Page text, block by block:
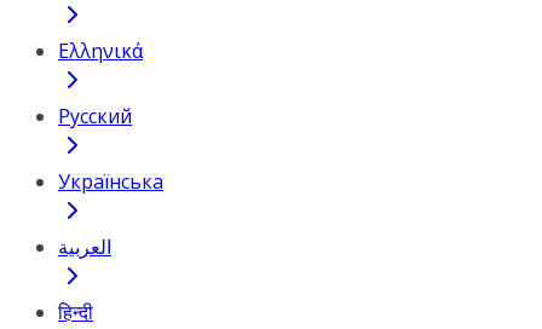
Ελληνικά
Русский
Українська
العربية
हिन्दी